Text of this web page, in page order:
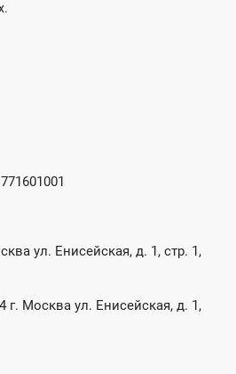
ул. Енисейская, д. 1, стр. 1,
г. Москва ул. Енисейская, д. 1,